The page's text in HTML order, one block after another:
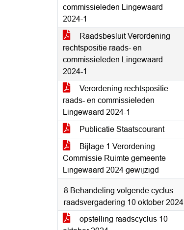
commissieleden Lingewaard
2024-1
Raadsbesluit Verordening
rechtspositie raads- en
commissieleden Lingewaard
2024-1
Verordening rechtspositie
raads- en commissieleden
Lingewaard 2024-1
Publicatie Staatscourant
Bijlage 1 Verordening
Commissie Ruimte gemeente
Lingewaard 2024 gewijzigd
8 Behandeling volgende cyclus
raadsvergadering 10 oktober 2024
opstelling raadscyclus 10